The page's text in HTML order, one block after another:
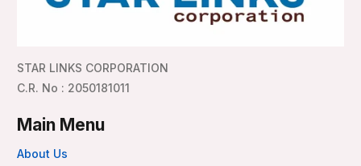
STAR LINKS CORPORATION
C.R. No : 2050181011
Main Menu
About Us